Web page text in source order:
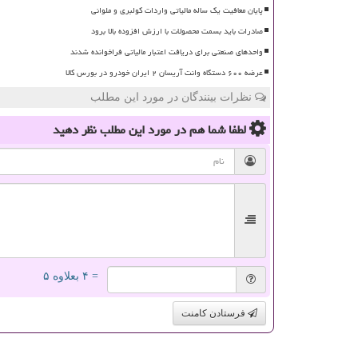
پایان معافیت یک ساله مالیاتی واردات کولبری و ملوانی
صادرات باید بسمت محصولات با ارزش افزوده بالا برود
واحدهای صنعتی برای دریافت اعتبار مالیاتی فراخوانده شدند
عرضه ۶۰۰ دستگاه وانت آریسان ۲ ایران خودرو در بورس کالا
نظرات بینندگان در مورد این مطلب
لطفا شما همدر مورد این مطلبنظر دهید
= ۴ بعلاوه ۵
فرستادن کامنت